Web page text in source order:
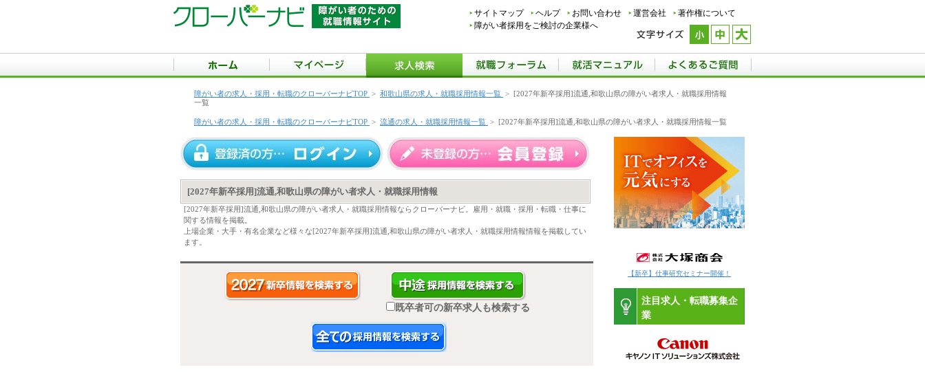
サイトマップ ヘルプ お問い合わせ 運営会社
著作権について
障がい者採用をご検討の企業様へ
障がい者の求人・採用・転職のクローバーナビTOP > 和歌山県の求人・就職採用情報一覧 > [2027年新卒採用]流通,和歌山県の障がい者求人・就職採用情報
一覧
障がい者の求人・採用・転職のクローバーナビTOP > 流通の求人・就職採用情報一覧 > [2027年新卒採用]流通,和歌山県の障がい者求人・就職採用情報一覧
[2027年新卒採用]流通,和歌山県の障がい者求人・就職採用情報
[2027年新卒採用]流通,和歌山県の障がい者求人・就職採用情報ならクローバーナビ。雇用・就職・採用・転職・仕事に
関する情報を掲載。
上場企業・大手・有名企業など様々な[2027年新卒採用]流通,和歌山県の障がい者求人・就職採用情報情報を掲載してい
ます。
既卒者可の新卒求人も検索する
【新卒】仕事研究セミナー開催！
注目求人・転職募集企
業